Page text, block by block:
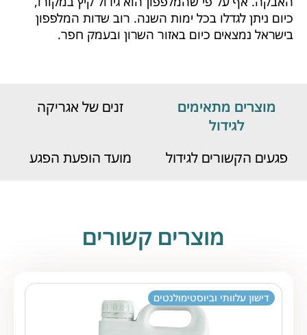
כיום ניתן לגדלו בכל ימות השנה. רוב שדות המלפפון
בישראל נמצאים כיום באזור השרון ובעמק חפר.
מוצרים מתאימים
לגידול
זנים של אגריקה
פגעים הקשורים לגידול מועד הופעת הפגע
מוצרים קשורים
דישון עלוותי וביוסטימולנטים